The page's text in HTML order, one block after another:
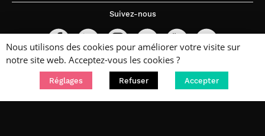
Suivez-nous
Nous utilisons des cookies pour améliorer votre visite sur
notre site web. Acceptez-vous les cookies ?
Réglages Refuser Accepter